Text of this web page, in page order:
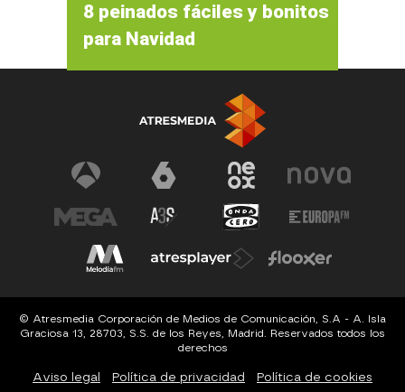
8 peinados fáciles y bonitos
para Navidad
© Atresmedia Corporación de Medios de Comunicación, S.A - A. Isla
Graciosa 13, 28703, S.S. de los Reyes, Madrid. Reservados todos los
derechos
Aviso legal Política de privacidad Política de cookies